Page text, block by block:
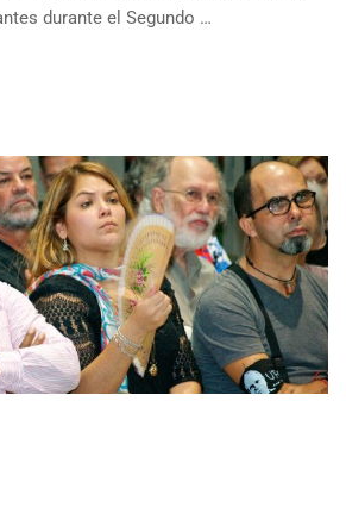
durante el Segundo …